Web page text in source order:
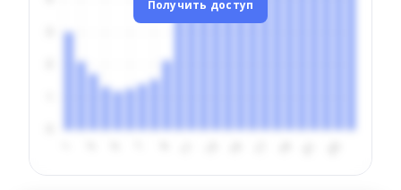
Получить доступ